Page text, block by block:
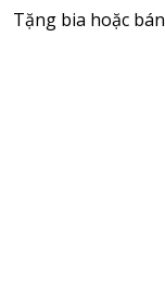
Tặng bia hoặc